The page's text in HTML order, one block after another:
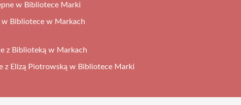
w Bibliotece Marki
Bibliotece w Markach
z Biblioteką w Markach
z Elizą Piotrowską w Bibliotece Marki